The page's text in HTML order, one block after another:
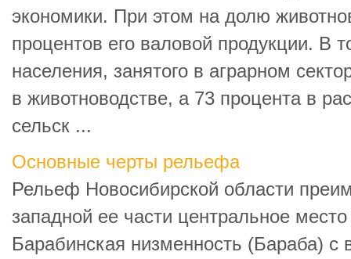
экономики. При этом на долю
процентов его валовой продукции. В
населения, занятого в аграрном
в животноводстве, а 73 процента в
сельск ...
Основные черты рельефа
Рельеф Новосибирской области
западной ее части центральное
Барабинская низменность (Бараба)